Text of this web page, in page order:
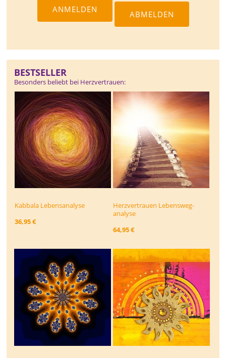
BESTSELLER
Besonders beliebt bei Herzvertrauen:
Kabbala Lebensanalyse
36,95 €
Herzvertrauen Lebensweg­
analyse
64,95 €